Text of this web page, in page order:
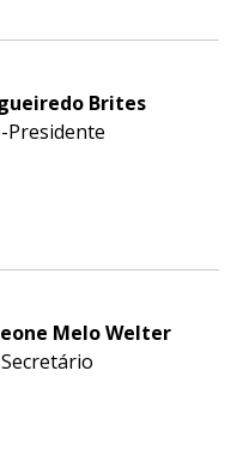
Brites
Presidente
Melo Welter
Secretário